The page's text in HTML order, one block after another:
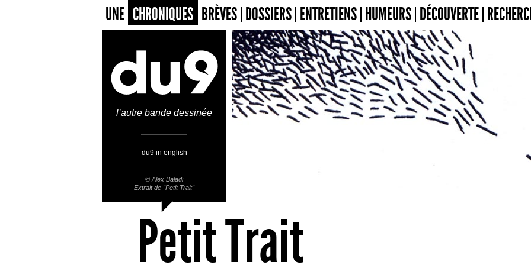
UNE CHRONIQUES BRÈVES DOSSIERS ENTRETIENS HUMEURS DÉCOUVERTE
l’autre bande dessinée
du9 in english
© Alex Baladi
Extrait de "Petit Trait"
Petit Trait